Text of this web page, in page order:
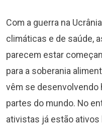
Com a guerra na
climáticas e de saúde,
parecem estar
para a soberania
vêm se desenvolvendo
partes do mundo. No
ativistas já estão